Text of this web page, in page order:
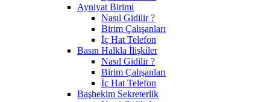
Ayniyat Birimi
Nasıl Gidilir ?
Birim Çalışanları
İç Hat Telefon
Basın Halkla İlişkiler
Nasıl Gidilir ?
Birim Çalışanları
İç Hat Telefon
Başhekim Sekreterlik